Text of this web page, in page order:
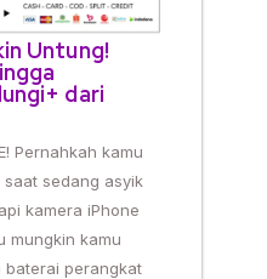
Untung!
dari
Pernahkah kamu
sedang asyik
kamera iPhone
mungkin kamu
baterai perangkat